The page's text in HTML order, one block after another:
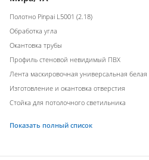
Полотно Pinpai L5001 (2.18)
Обработка угла
Окантовка трубы
Профиль стеновой невидимый ПВХ
Лента маскировочная универсальная белая
Изготовление и окантовка отверстия
Стойка для потолочного светильника
Показать полный список